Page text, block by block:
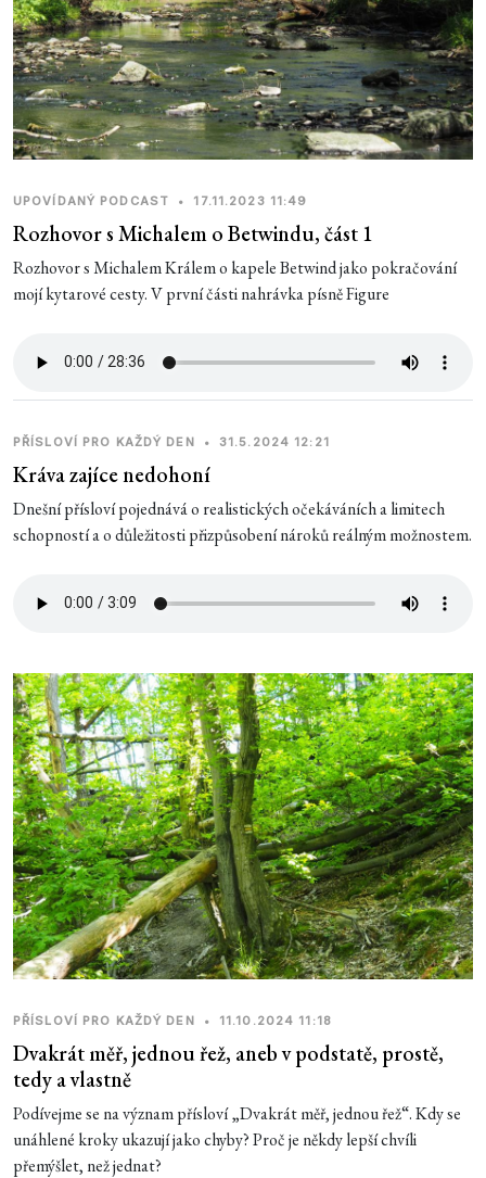
UPOVÍDANÝ PODCAST • 17.11.2023 11:49
Rozhovor s Michalem o Betwindu, část 1
Rozhovor s Michalem Králem o kapele Betwind jako pokračování
mojí kytarové cesty. V první části nahrávka písně Figure
PŘÍSLOVÍ PRO KAŽDÝ DEN • 31.5.2024 12:21
Kráva zajíce nedohoní
Dnešní přísloví pojednává o realistických očekáváních a limitech
schopností a o důležitosti přizpůsobení nároků reálným možnostem.
PŘÍSLOVÍ PRO KAŽDÝ DEN • 11.10.2024 11:18
Dvakrát měř, jednou řež, aneb v podstatě, prostě,
tedy a vlastně
Podívejme se na význam přísloví „Dvakrát měř, jednou řež“. Kdy se
unáhlené kroky ukazují jako chyby? Proč je někdy lepší chvíli
přemýšlet, než jednat?